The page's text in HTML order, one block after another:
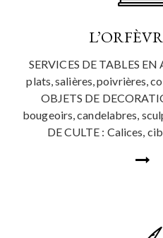
SERVICES DE TABLES
plats, salières, poivrières,
OBJETS DE
bougeoirs, candelabres,
DE CULTE : Calices,